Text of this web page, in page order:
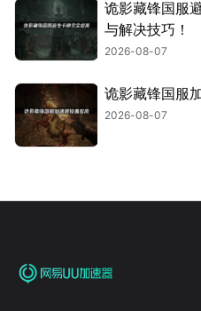
诡影藏锋国服
与解决技巧！
2026-08-07
诡影藏锋国服
2026-08-07